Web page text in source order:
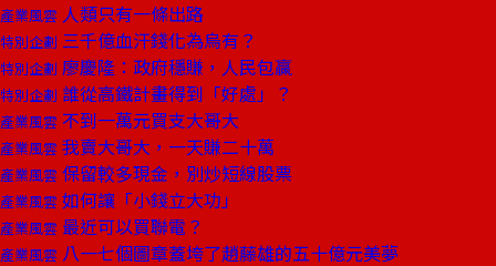
產業風雲 人類只有一條出路
特別企劃 三千億血汗錢化為烏有？
特別企劃 廖慶隆：政府穩賺，人民包贏
特別企劃 誰從高鐵計畫得到「好處」？
產業風雲 不到一萬元買支大哥大
產業風雲 我賣大哥大，一天賺二十萬
產業風雲 保留較多現金，別炒短線股票
產業風雲 如何讓「小錢立大功」
產業風雲 最近可以買聯電？
產業風雲 八一七個圖章蓋垮了趙藤雄的五十億元美夢